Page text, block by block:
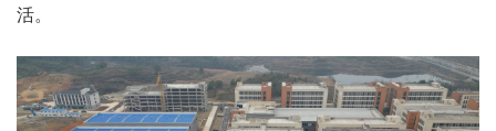
活。